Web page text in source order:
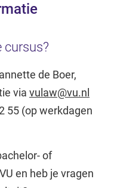
cursus?
de Boer,
via vulaw@vu.nl
55 (op werkdagen
of
en heb je vragen